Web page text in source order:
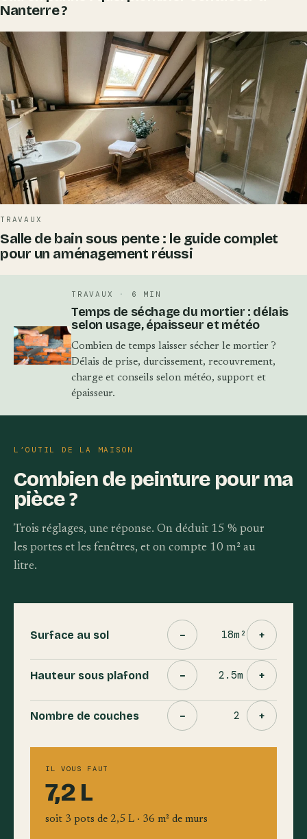
Nanterre ?
TRAVAUX
Salle de bain sous pente : le guide complet
pour un aménagement réussi
TRAVAUX · 6 MIN
Temps de séchage du mortier : délais
selon usage, épaisseur et météo
Combien de temps laisser sécher le mortier ?
Délais de prise, durcissement, recouvrement,
charge et conseils selon météo, support et
épaisseur.
L’OUTIL DE LA MAISON
Combien de peinture pour ma
pièce ?
Trois réglages, une réponse. On déduit 15 % pour
les portes et les fenêtres, et on compte 10 m² au
litre.
Surface au sol −Diminuer : Surface au
m² +
Hauteur sous plafond −Diminuer : Hauteur
m +
Nombre de couches −Diminuer : Nombre de
+
IL VOUS FAUT
7,2 L
soit 3 pots de 2,5 L · 36 m² de murs